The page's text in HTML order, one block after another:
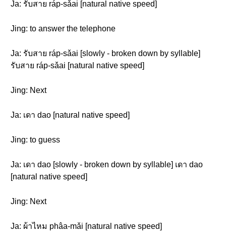
Ja: รับสาย ráp-sǎai [natural native speed]
Jing: to answer the telephone
Ja: รับสาย ráp-sǎai [slowly - broken down by syllable]
รับสาย ráp-sǎai [natural native speed]
Jing: Next
Ja: เดา dao [natural native speed]
Jing: to guess
Ja: เดา dao [slowly - broken down by syllable] เดา dao
[natural native speed]
Jing: Next
Ja: ผ้าไหม phâa-mǎi [natural native speed]